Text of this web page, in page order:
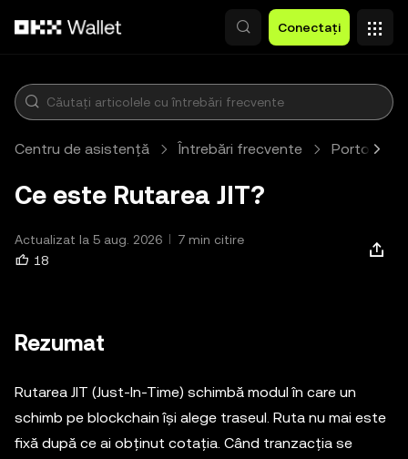
Conectați
Centru de asistență Întrebări frecvente Portofel
Ce este Rutarea JIT?
Actualizat la 5 aug. 2026
7 min citire
18
Rezumat
Rutarea JIT (Just-In-Time) schimbă modul în care un
schimb pe blockchain își alege traseul. Ruta nu mai este
fixă după ce ai obținut cotația. Când tranzacția se